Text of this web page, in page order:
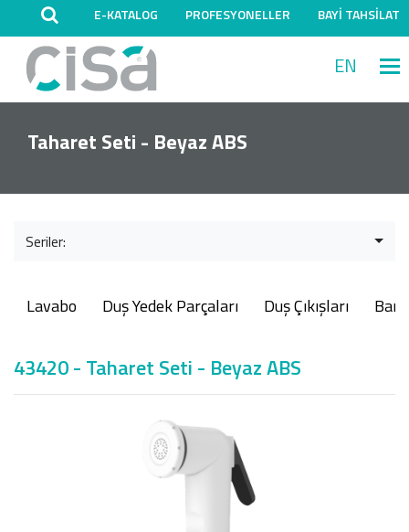
E-KATALOG PROFESYONELLER BAYİ TAHSİLAT
EN
Taharet Seti - Beyaz ABS
Seriler:
Lavabo Duş Yedek Parçaları Duş Çıkışları
43420 - Taharet Seti - Beyaz ABS